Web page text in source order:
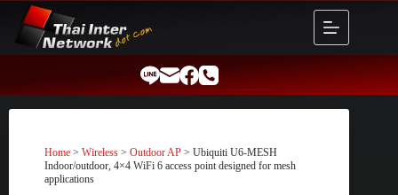
content
Home > Wireless > Outdoor AP > Ubiquiti U6-MESH
Indoor/outdoor, 4×4 WiFi 6 access point designed for mesh
applications